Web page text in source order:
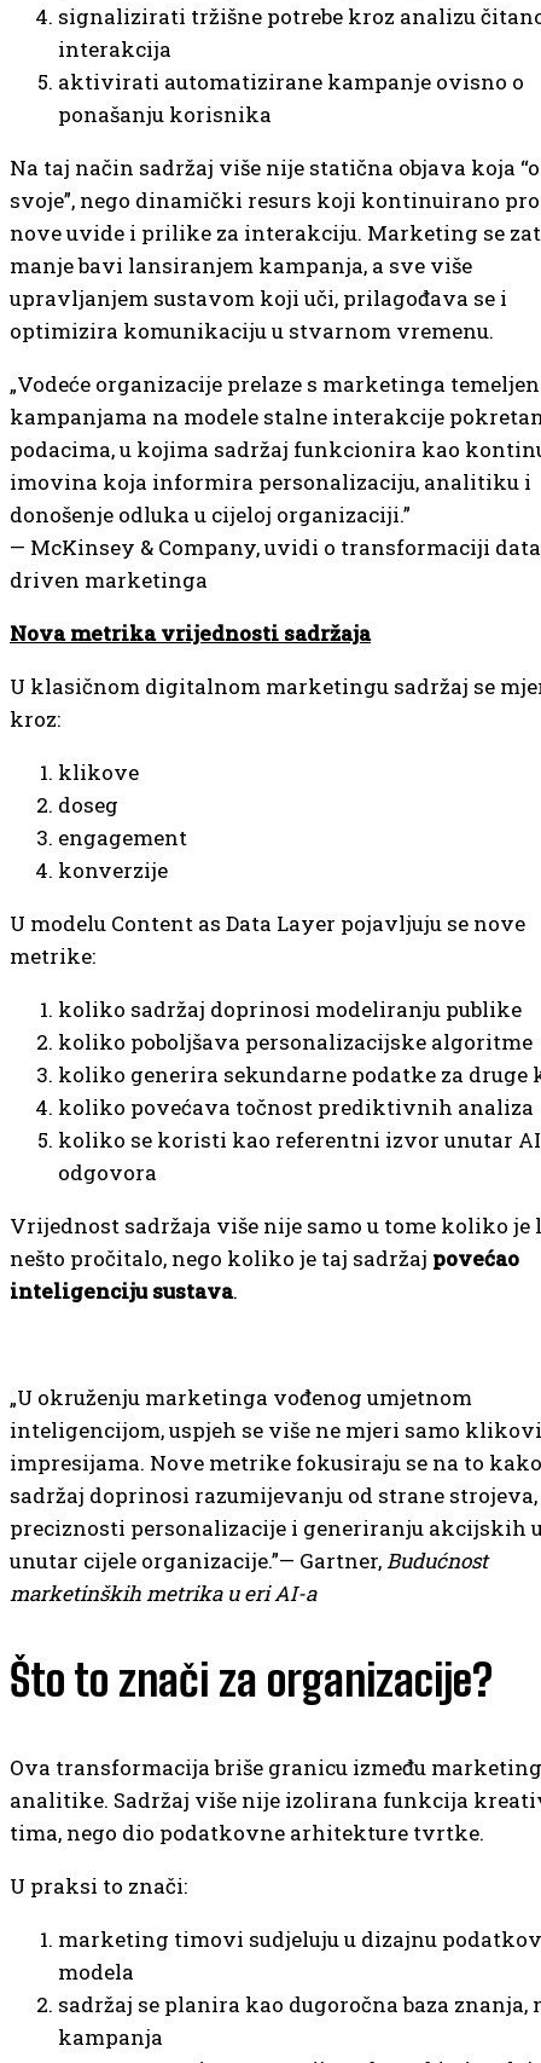
signalizirati tržišne potrebe kroz analizu
interakcija
aktivirati automatizirane kampanje ovisno o
ponašanju korisnika
Na taj način sadržaj više nije statična objava koja
svoje”, nego dinamički resurs koji kontinuirano
nove uvide i prilike za interakciju. Marketing se
manje bavi lansiranjem kampanja, a sve više
upravljanjem sustavom koji uči, prilagođava se i
optimizira komunikaciju u stvarnom vremenu.
„Vodeće organizacije prelaze s marketinga
kampanjama na modele stalne interakcije
podacima, u kojima sadržaj funkcionira kao
imovina koja informira personalizaciju, analitiku i
donošenje odluka u cijeloj organizaciji.”
— McKinsey & Company, uvidi o transformaciji
driven marketinga
Nova metrika vrijednosti sadržaja
U klasičnom digitalnom marketingu sadržaj se
kroz:
klikove
doseg
engagement
konverzije
U modelu Content as Data Layer pojavljuju se nove
metrike:
koliko sadržaj doprinosi modeliranju publike
koliko poboljšava personalizacijske algoritme
koliko generira sekundarne podatke za druge
koliko povećava točnost prediktivnih analiza
koliko se koristi kao referentni izvor unutar AI
odgovora
Vrijednost sadržaja više nije samo u tome koliko je
nešto pročitalo, nego koliko je taj sadržaj povećao
inteligenciju sustava.
„U okruženju marketinga vođenog umjetnom
inteligencijom, uspjeh se više ne mjeri samo
impresijama. Nove metrike fokusiraju se na to kako
sadržaj doprinosi razumijevanju od strane strojeva,
preciznosti personalizacije i generiranju akcijskih
unutar cijele organizacije.”— Gartner,Budućnost
marketinških metrika u eri AI-a
Što to znači za organizacije?
Ova transformacija briše granicu između
analitike. Sadržaj više nije izolirana funkcija
tima, nego dio podatkovne arhitekture tvrtke.
U praksi to znači:
marketing timovi sudjeluju u dizajnu
modela
sadržaj se planira kao dugoročna baza znanja,
kampanja